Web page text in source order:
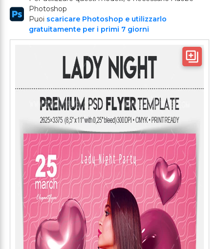
Photoshop
Puoi scaricare Photoshop e utilizzarlo
gratuitamente per i primi 7 giorni